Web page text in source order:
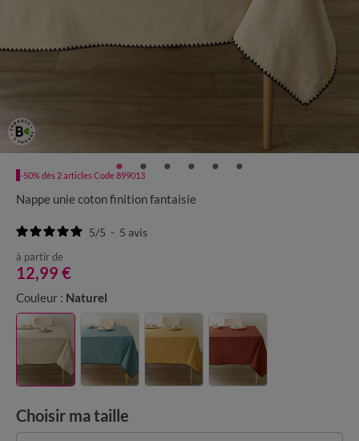
-50% dès 2 articles Code 899013
Nappe unie coton finition fantaisie
5/5 - 5 avis
à partir de
12,99 €
Couleur : Naturel
Choisir ma taille